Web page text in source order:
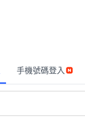
手機號碼登入